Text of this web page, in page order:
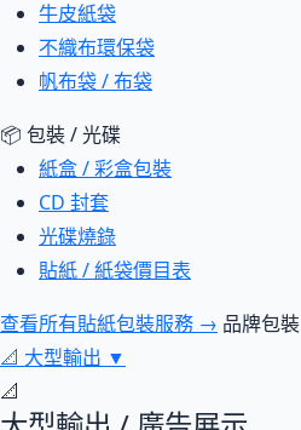
牛皮紙袋
不織布環保袋
帆布袋 / 布袋
📦 包裝 / 光碟
紙盒 / 彩盒包裝
CD 封套
光碟燒錄
貼紙 / 紙袋價目表
查看所有貼紙包裝服務 → 品牌包裝
📐 大型輸出 ▼
📐